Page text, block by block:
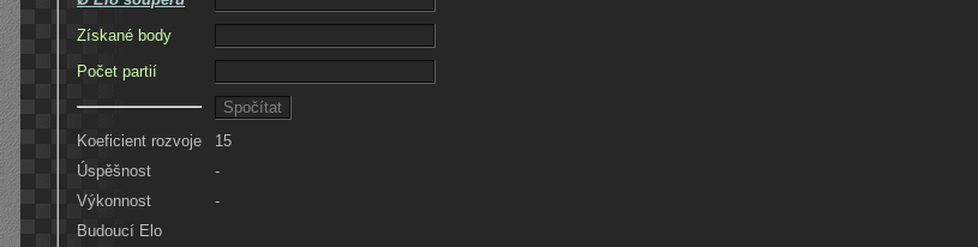
Získané body
Počet partií
Koeficient rozvoje
15
Úspěšnost
-
Výkonnost
-
Budoucí Elo